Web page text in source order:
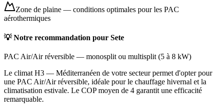
Zone de plaine — conditions optimales pour les PAC
aérothermiques
💡 Notre recommandation pour Sete
PAC Air/Air réversible — monosplit ou multisplit (5 à 8 kW)
Le climat H3 — Méditerranéen de votre secteur permet d'opter pour
une PAC Air/Air réversible, idéale pour le chauffage hivernal et la
climatisation estivale. Le COP moyen de 4 garantit une efficacité
remarquable.